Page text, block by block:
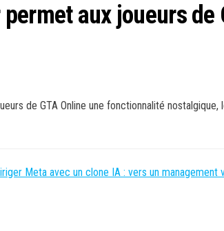
aux joueurs
de GTA Online une fonctionnalité
Meta avec un clone IA : vers un management